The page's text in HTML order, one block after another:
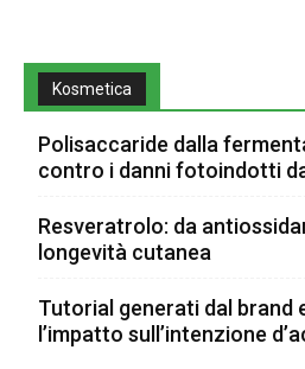
Kosmetica
Polisaccaride dalla
contro i danni fotoindotti
Resveratrolo: da
longevità cutanea
Tutorial generati dal brand
l’impatto sull’intenzione